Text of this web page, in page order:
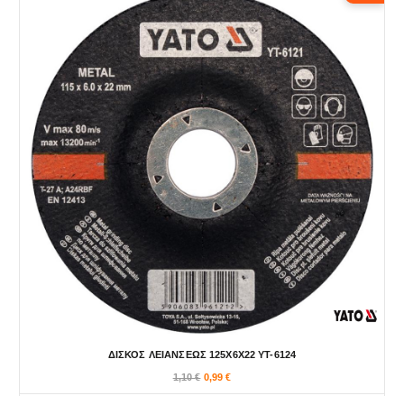
ΔΙΣΚΟΣ ΛΕΙΑΝΣΕΩΣ 125Χ6Χ22 YT-6124
1,10€ 0,99€